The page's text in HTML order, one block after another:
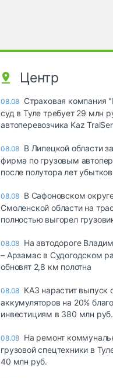
Центр
08.08 Страховая компания
суд в Туле требует 29 млн
автоперевозчика Kaz
08.08 В Липецкой области
фирма по грузовым
после полутора лет убытков
08.08 В Сафоновском
Смоленской области на
полностью выгорел
08.08 На автодороге
– Арзамас в Судогодском
обновят 2,8 км полотна
08.08 КАЗ нарастит выпуск
аккумуляторов на 20%
инвестициям в 380 млн руб.
08.08 На ремонт
грузовой спецтехники в
40 млн руб.